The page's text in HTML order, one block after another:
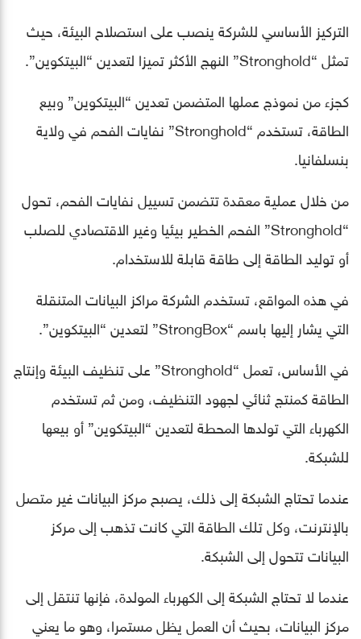
التركيز الأساسي للشركة ينصب على استصلاح البيئة، حيث
تمثل “Stronghold” النهج الأكثر تميزا لتعدين “البيتكوين”.
كجزء من نموذج عملها المتضمن تعدين “البيتكوين” وبيع
الطاقة، تستخدم “Stronghold” نفايات الفحم في ولاية
بنسلفانيا.
من خلال عملية معقدة تتضمن تسييل نفايات الفحم، تحول
“Stronghold” الفحم الخطير بيئيا وغير الاقتصادي للصلب
أو توليد الطاقة إلى طاقة قابلة للاستخدام.
في هذه المواقع، تستخدم الشركة مراكز البيانات المتنقلة
التي يشار إليها باسم “StrongBox” لتعدين “البيتكوين”.
في الأساس، تعمل “Stronghold” على تنظيف البيئة وإنتاج
الطاقة كمنتج ثنائي لجهود التنظيف، ومن ثم تستخدم
الكهرباء التي تولدها المحطة لتعدين “البيتكوين” أو بيعها
للشبكة.
عندما تحتاج الشبكة إلى ذلك، يصبح مركز البيانات غير متصل
بالإنترنت، وكل تلك الطاقة التي كانت تذهب إلى مركز
البيانات تتحول إلى الشبكة.
عندما لا تحتاج الشبكة إلى الكهرباء المولدة، فإنها تنتقل إلى
مركز البيانات، بحيث أن العمل يظل مستمرا، وهو ما يعني